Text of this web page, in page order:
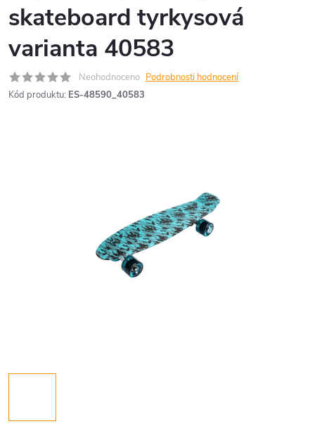
skateboard tyrkysová
varianta 40583
Neohodnoceno Podrobnosti hodnocení
Kód produktu: ES-48590_40583